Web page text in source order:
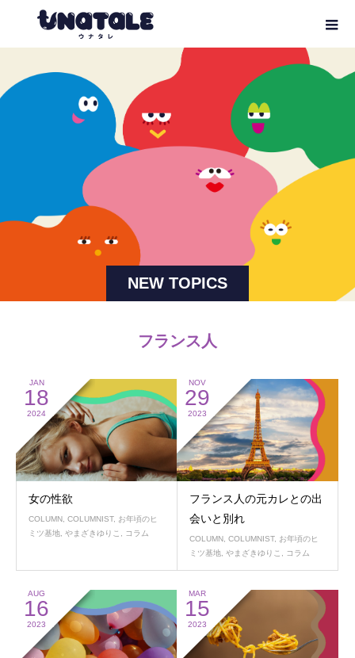
NEW TOPICS
フランス人
JAN
18
2024
女の性欲
COLUMN, COLUMNIST, お年頃のヒ
ミツ基地, やまざきゆりこ , コラム
NOV
29
2023
フランス人の元カレとの出
会いと別れ
COLUMN, COLUMNIST, お年頃のヒ
ミツ基地, やまざきゆりこ , コラム
AUG
16
2023
MAR
15
2023